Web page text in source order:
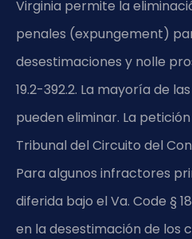
Virginia permite la
penales (expungement)
desestimaciones y nolle
19.2-392.2. La mayoría de
pueden eliminar. La
Tribunal del Circuito del
Para algunos infractores
diferida bajo el Va. Code §
en la desestimación de los